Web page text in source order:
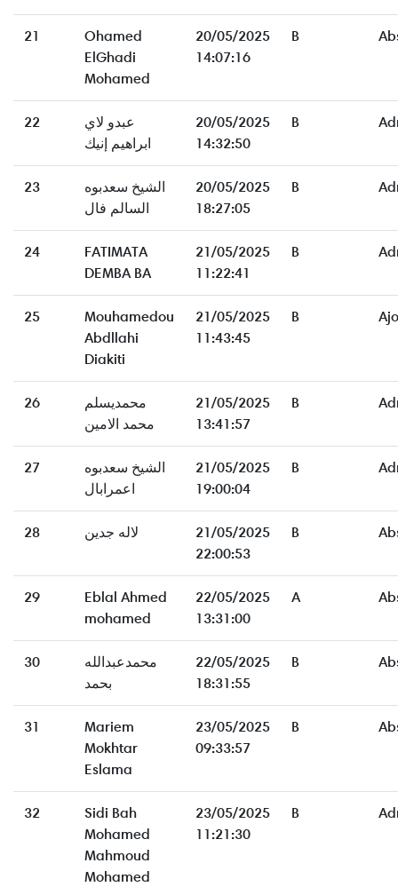
21
Ohamed
ElGhadi
Mohamed
20/05/2025
14:07:16
B
22
عبدو لاي
ابراهيم إنيك
20/05/2025
14:32:50
B
23
الشيخ سعدبوه
السالم فال
20/05/2025
18:27:05
B
24
FATIMATA
DEMBA BA
21/05/2025
11:22:41
B
25
Mouhamedou
Abdllahi
Diakiti
21/05/2025
11:43:45
B
26
محمديسلم
محمد الامين
21/05/2025
13:41:57
B
27
الشيخ سعدبوه
اعمرابال
21/05/2025
19:00:04
B
28 لاله جدين
21/05/2025
22:00:53
B
29
Eblal Ahmed
mohamed
22/05/2025
13:31:00
A
30
محمدعبدالله
بحمد
22/05/2025
18:31:55
B
31
Mariem
Mokhtar
Eslama
23/05/2025
09:33:57
B
32
Sidi Bah
Mohamed
Mahmoud
Mohamed
23/05/2025
11:21:30
B